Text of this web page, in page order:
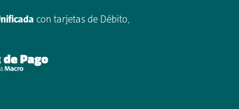
con tarjetas de Débito,